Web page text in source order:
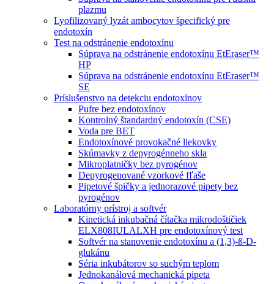
plazmu
Lyofilizovaný lyzát ambocytov špecifický pre
endotoxín
Test na odstránenie endotoxínu
Súprava na odstránenie endotoxínu EtEraser™
HP
Súprava na odstránenie endotoxínu EtEraser™
SE
Príslušenstvo na detekciu endotoxínov
Pufre bez endotoxínov
Kontrolný štandardný endotoxín (CSE)
Voda pre BET
Endotoxínové provokačné liekovky
Skúmavky z depyrogénneho skla
Mikroplatničky bez pyrogénov
Depyrogenované vzorkové fľaše
Pipetové špičky a jednorazové pipety bez
pyrogénov
Laboratórny prístroj a softvér
Kinetická inkubačná čítačka mikrodoštičiek
ELX808IULALXH pre endotoxínový test
Softvér na stanovenie endotoxínu a (1,3)-ß-D-
glukánu
Séria inkubátorov so suchým teplom
Jednokanálová mechanická pipeta